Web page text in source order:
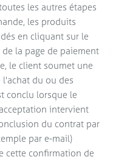
les autres étapes
les produits
en cliquant sur le
la page de paiement
le client soumet une
du ou des
conclu lorsque le
intervient
du contrat par
par e-mail)
cette confirmation de